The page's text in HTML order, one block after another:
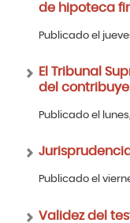
de hipoteca
Publicado el
El Tribunal
del
Publicado el
Publicado el
Validez del